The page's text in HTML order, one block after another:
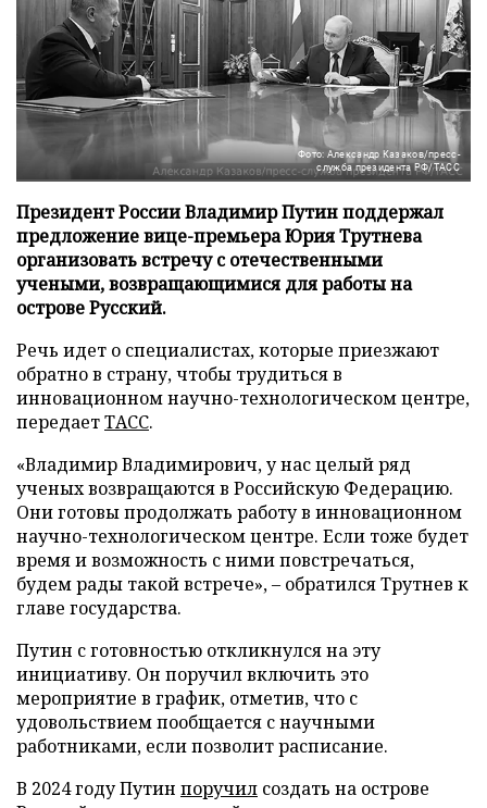
Фото: Александр Казаков/пресс-
служба президента РФ/ТАСС
Президент России Владимир Путин поддержал
предложение вице-премьера Юрия Трутнева
организовать встречу с отечественными
учеными, возвращающимися для работы на
острове Русский.
Речь идет о специалистах, которые приезжают
обратно в страну, чтобы трудиться в
инновационном научно-технологическом центре,
передаетТАСС.
«Владимир Владимирович, у нас целый ряд
ученых возвращаются в Российскую Федерацию.
Они готовы продолжать работу в инновационном
научно-технологическом центре. Если тоже будет
время и возможность с ними повстречаться,
будем рады такой встрече», – обратился Трутнев к
главе государства.
Путин с готовностью откликнулся на эту
инициативу. Он поручил включить это
мероприятие в график, отметив, что с
удовольствием пообщается с научными
работниками, если позволит расписание.
В 2024 году Путин поручил создать на острове